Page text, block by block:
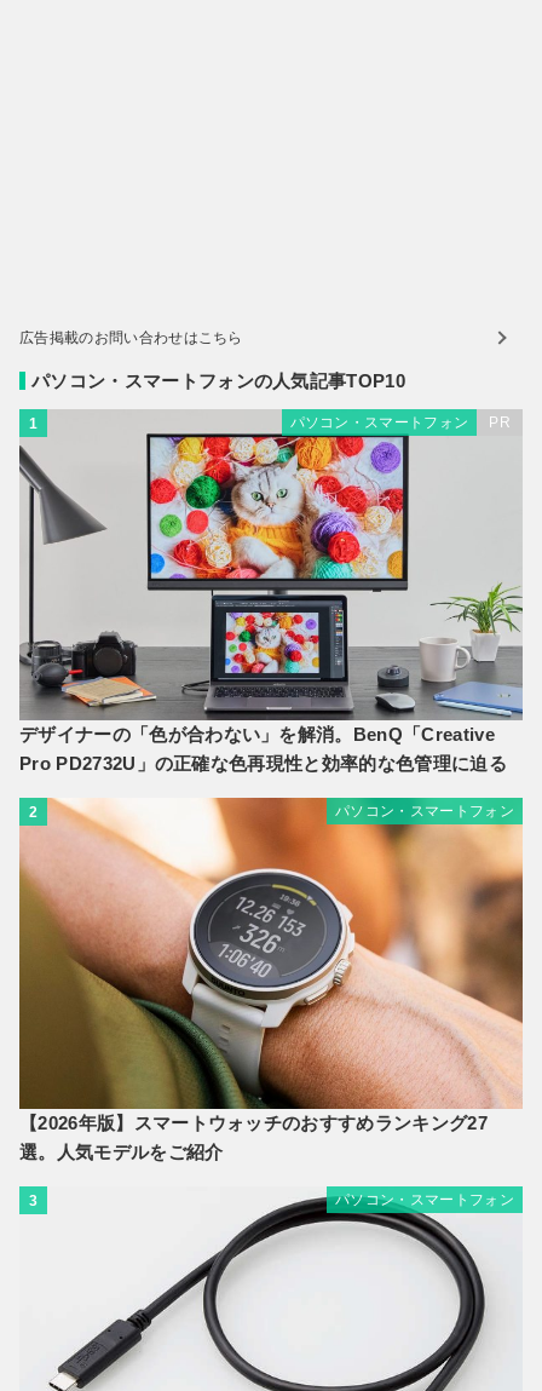
広告掲載のお問い合わせはこちら
パソコン・スマートフォンの人気記事TOP10
1 パソコン・スマートフォン PR
デザイナーの「色が合わない」を解消。BenQ「Creative
Pro PD2732U」の正確な色再現性と効率的な色管理に迫る
2 パソコン・スマートフォン
【2026年版】スマートウォッチのおすすめランキング27
選。人気モデルをご紹介
3 パソコン・スマートフォン